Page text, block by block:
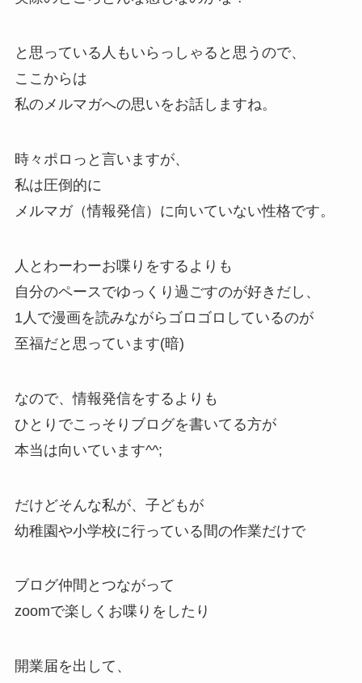
と思っている人もいらっしゃると思うので、
ここからは
私のメルマガへの思いをお話しますね。
時々ポロっと言いますが、
私は圧倒的に
メルマガ（情報発信）に向いていない性格です。
人とわーわーお喋りをするよりも
自分のペースでゆっくり過ごすのが好きだし、
1人で漫画を読みながらゴロゴロしているのが
至福だと思っています(暗)
なので、情報発信をするよりも
ひとりでこっそりブログを書いてる方が
本当は向いています^^;
だけどそんな私が、子どもが
幼稚園や小学校に行っている間の作業だけで
ブログ仲間とつながって
zoomで楽しくお喋りをしたり
開業届を出して、